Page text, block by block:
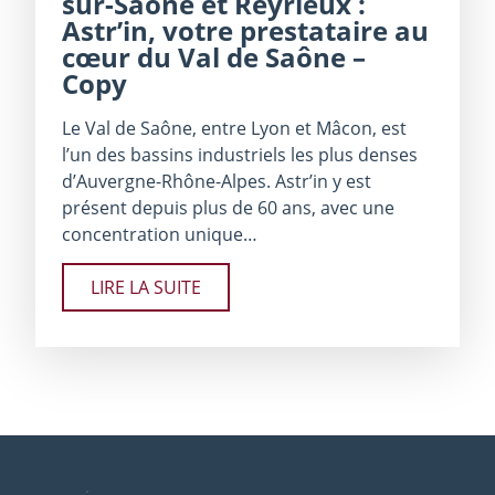
Astr’in, votre prestataire au
cœur du Val de Saône –
Copy
Le Val de Saône, entre Lyon et Mâcon, est
l’un des bassins industriels les plus denses
d’Auvergne-Rhône-Alpes. Astr’in y est
présent depuis plus de 60 ans, avec une
concentration unique…
LIRE LA SUITE